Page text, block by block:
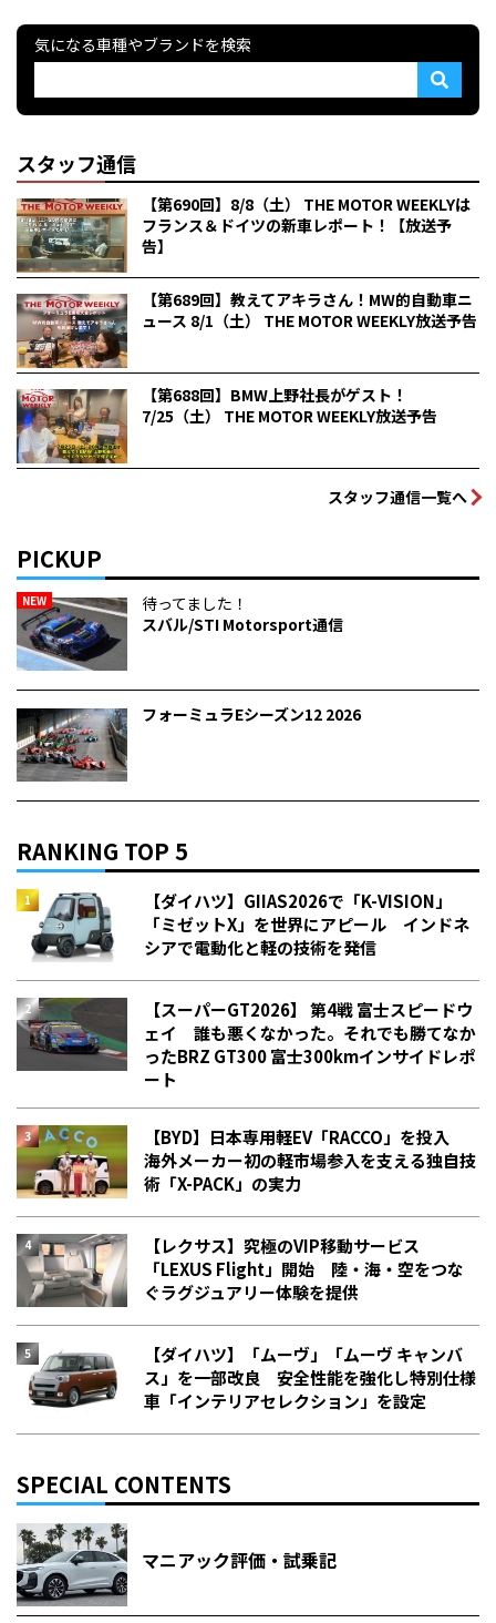
気になる車種やブランドを検索
スタッフ通信
【第690回】8/8（土） THE MOTOR WEEKLYは
フランス＆ドイツの新車レポート！【放送予
告】
【第689回】教えてアキラさん！MW的自動車ニ
ュース 8/1（土） THE MOTOR WEEKLY放送予告
【第688回】BMW上野社長がゲスト！
7/25（土） THE MOTOR WEEKLY放送予告
スタッフ通信一覧へ
PICKUP
NEW
待ってました！
スバル/STI Motorsport通信
フォーミュラEシーズン12 2026
RANKING TOP 5
【ダイハツ】GIIAS2026で「K-VISION」
「ミゼットX」を世界にアピール インドネ
シアで電動化と軽の技術を発信
【スーパーGT2026】 第4戦 富士スピードウ
ェイ 誰も悪くなかった。それでも勝てなか
った――BRZ GT300 富士300kmインサイドレポ
ート
【BYD】日本専用軽EV「RACCO」を投入
海外メーカー初の軽市場参入を支える独自技
術「X-PACK」の実力
【レクサス】究極のVIP移動サービス
「LEXUS Flight」開始 陸・海・空をつな
ぐラグジュアリー体験を提供
【ダイハツ】「ムーヴ」「ムーヴ キャンバ
ス」を一部改良 安全性能を強化し特別仕様
車「インテリアセレクション」を設定
SPECIAL CONTENTS
マニアック評価・試乗記